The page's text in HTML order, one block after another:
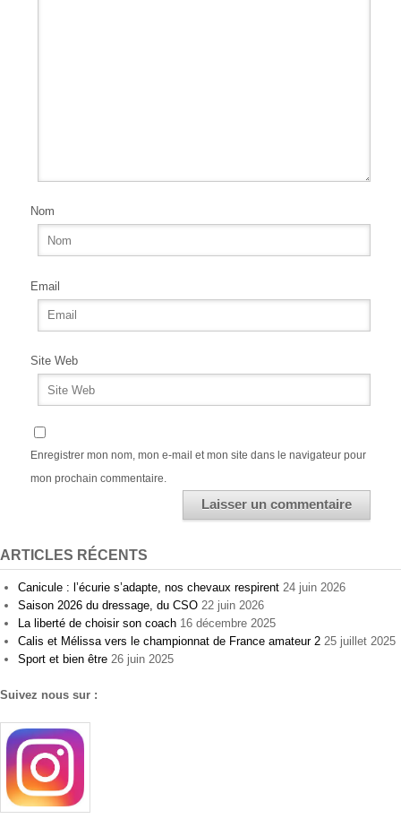
Nom
Email
Site Web
Enregistrer mon nom, mon e-mail et mon site dans le navigateur pour
mon prochain commentaire.
ARTICLES RÉCENTS
Canicule : l’écurie s’adapte, nos chevaux respirent 24 juin 2026
Saison 2026 du dressage, du CSO 22 juin 2026
La liberté de choisir son coach 16 décembre 2025
Calis et Mélissa vers le championnat de France amateur 2 25 juillet 2025
Sport et bien être 26 juin 2025
Suivez nous sur :